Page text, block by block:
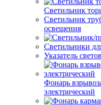
Светильник
Светильник
освещения
Светильники
Указатель
Фонарь
электрический